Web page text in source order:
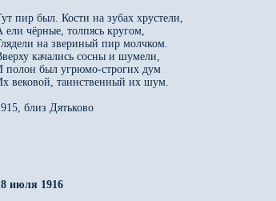
пир был. Кости на зубах хрустели,
ели чёрные, толпясь кругом,
на звериный пир молчком.
качались сосны и шумели,
полон был угрюмо-строгих дум
вековой, таинственный их шум.
близ Дятьково
июля 1916